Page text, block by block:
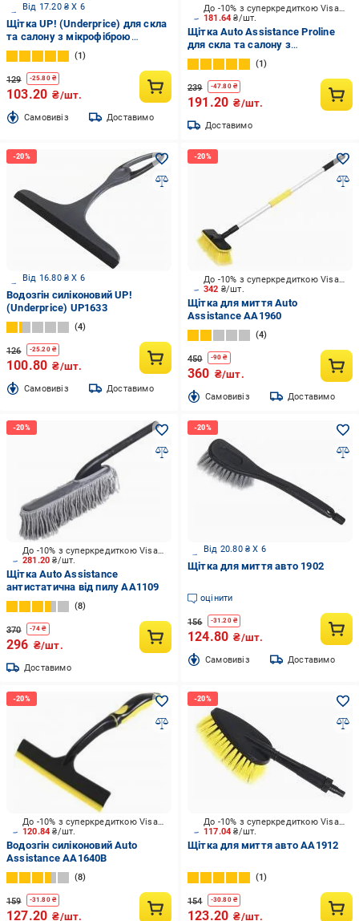
Від 17.20 ₴ X 6
Щітка UP! (Underprice) для скла
та салону з мікрофіброю
UP1141-2
1
129 -25.80₴
103.20 ₴/шт.
Cамовивіз Доставимо
181.64₴/шт.
До -10% з суперкредиткою Visa Вигода
Щітка Auto Assistance Proline
для скла та салону з
мікрофіброю телескопічна
AP1148
1
239 -47.80₴
191.20 ₴/шт.
Доставимо
Від 16.80 ₴ X 6
Водозгін силіконовий UP!
(Underprice) UP1633
4
126 -25.20₴
100.80 ₴/шт.
Cамовивіз Доставимо
342 ₴/шт.
До -10% з суперкредиткою Visa Вигода
Щітка для миття Auto
Assistance AA1960
4
450 -90 ₴
360 ₴/шт.
Cамовивіз Доставимо
281.20₴/шт.
До -10% з суперкредиткою Visa Вигода
Щітка Auto Assistance
антистатична від пилу AA1109
8
370 -74 ₴
296 ₴/шт.
Доставимо
Від 20.80 ₴ X 6
Щітка для миття авто 1902
оцінити
156 -31.20₴
124.80 ₴/шт.
Cамовивіз Доставимо
120.84₴/шт.
До -10% з суперкредиткою Visa Вигода
Водозгін силіконовий Auto
Assistance AA1640B
8
159 -31.80₴
127.20 ₴/шт.
117.04₴/шт.
До -10% з суперкредиткою Visa Вигода
Щітка для миття авто AA1912
1
154 -30.80₴
123.20 ₴/шт.